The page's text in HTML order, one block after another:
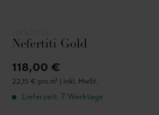
Nefertiti Gold
118,00 €
22,15 € pro m² | inkl. MwSt.
Lieferzeit: 7 Werktage